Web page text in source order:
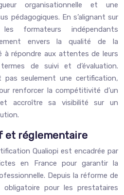
organisationnelle et une
pédagogiques. En s’alignant sur
formateurs indépendants
envers la qualité de la
à répondre aux attentes de leurs
de suivi et d’évaluation.
pas seulement une certification,
renforcer la compétitivité d’un
accroître sa visibilité sur un
et réglementaire
Qualiopi est encadrée par
en France pour garantir la
Depuis la réforme de
pour les prestataires